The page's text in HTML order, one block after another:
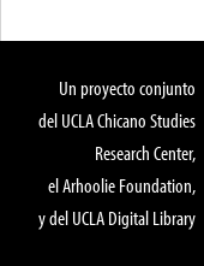
Un proyecto conjunto
del UCLA Chicano Studies
Research Center,
el Arhoolie Foundation,
y del UCLA Digital Library